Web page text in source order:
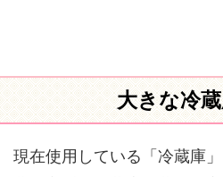
大きな冷
現在使用している「冷蔵庫